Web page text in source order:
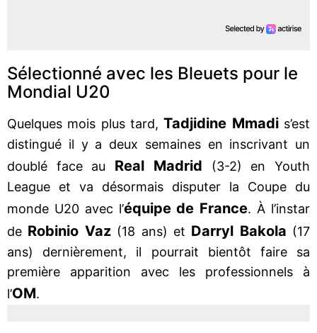
Sélectionné avec les Bleuets pour le
Mondial U20
Quelques mois plus tard,Tadjidine Mmadis’est
distingué il y a deux semaines en inscrivant un
doublé face au Real Madrid (3-2) en Youth
League et va désormais disputer la Coupe du
monde U20 avec l’équipe de France. À l’instar
de Robinio Vaz(18 ans) et Darryl Bakola (17
ans) dernièrement, il pourrait bientôt faire sa
première apparition avec les professionnels à
l’OM.